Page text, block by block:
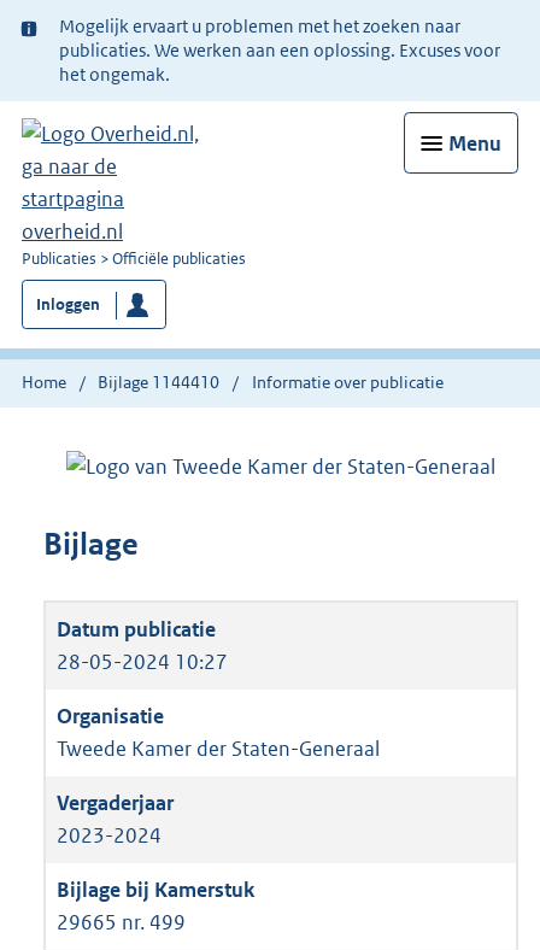
Ter
informatie:
Mogelijk ervaart u problemen met het zoeken naar
publicaties. We werken aan een oplossing. Excuses voor
het ongemak.
Menu
U
bent
nu
hier:
Publicaties Officiële publicaties
Inloggen
Home Bijlage 1144410 Informatie over publicatie
Bijlage
28-05-2024 10:27
Tweede Kamer der Staten-Generaal
2023-2024
29665 nr. 499